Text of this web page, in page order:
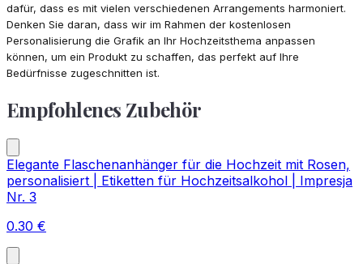
dafür, dass es mit vielen verschiedenen Arrangements harmoniert.
Denken Sie daran, dass wir im Rahmen der kostenlosen
Personalisierung die Grafik an Ihr Hochzeitsthema anpassen
können, um ein Produkt zu schaffen, das perfekt auf Ihre
Bedürfnisse zugeschnitten ist.
Empfohlenes Zubehör
Elegante Flaschenanhänger für die Hochzeit mit Rosen,
personalisiert | Etiketten für Hochzeitsalkohol | Impresja
Nr. 3
0.30 €